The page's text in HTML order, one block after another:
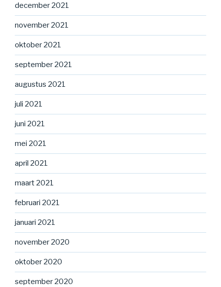
december 2021
november 2021
oktober 2021
september 2021
augustus 2021
juli 2021
juni 2021
mei 2021
april 2021
maart 2021
februari 2021
januari 2021
november 2020
oktober 2020
september 2020